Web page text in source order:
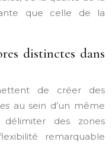
que celle de la
distinctes dans
de créer des
au sein d’un même
des zones
remarquable